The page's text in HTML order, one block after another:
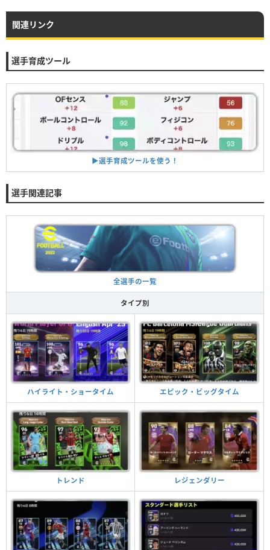
関連リンク
選手育成ツール
▶︎選手育成ツールを使う！
選手関連記事
全選手の一覧
タイプ別
ハイライト・ショータイム エピック・ビッグタイム
トレンド レジェンダリー